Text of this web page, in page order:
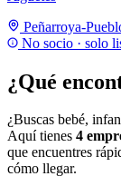
Peñarroya-
No socio · solo
¿Qué
¿Buscas bebé,
Aquí tienes 4
que encuentres
cómo llegar.